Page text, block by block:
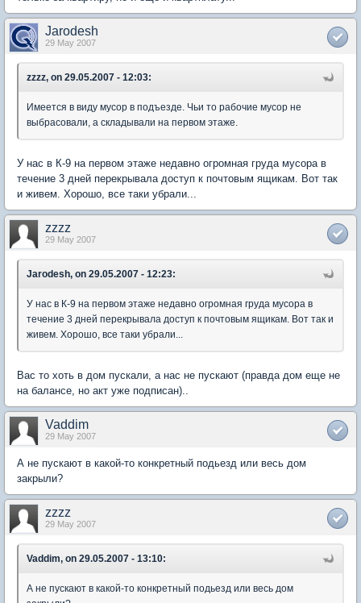
Jarodesh
29 May 2007
zzzz, on 29.05.2007 - 12:03:
Имеется в виду мусор в подъезде. Чьи то рабочие мусор не
выбрасовали, а складывали на первом этаже.
У нас в К-9 на первом этаже недавно огромная груда мусора в
течение 3 дней перекрывала доступ к почтовым ящикам. Вот так
и живем. Хорошо, все таки убрали...
zzzz
29 May 2007
Jarodesh, on 29.05.2007 - 12:23:
У нас в К-9 на первом этаже недавно огромная груда мусора в
течение 3 дней перекрывала доступ к почтовым ящикам. Вот так и
живем. Хорошо, все таки убрали...
Вас то хоть в дом пускали, а нас не пускают (правда дом еще не
на балансе, но акт уже подписан)..
Vaddim
29 May 2007
А не пускают в какой-то конкретный подьезд или весь дом
закрыли?
zzzz
29 May 2007
Vaddim, on 29.05.2007 - 13:10:
А не пускают в какой-то конкретный подьезд или весь дом